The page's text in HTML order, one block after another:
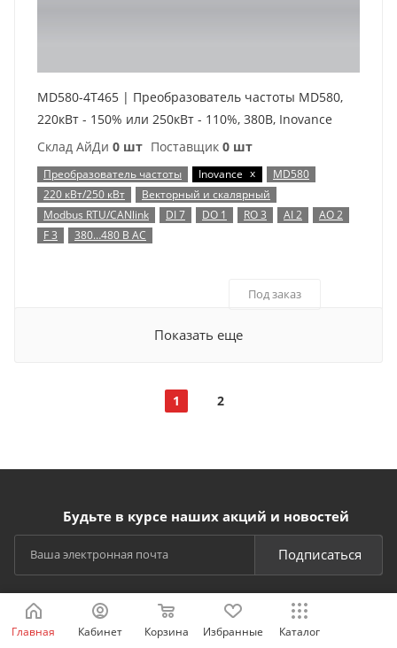
MD580-4T465 | Преобразователь частоты MD580,
220кВт - 150% или 250кВт - 110%, 380В, Inovance
Склад АйДи 0 шт Поставщик 0 шт
Преобразователь частоты Inovance x
MD580
220 кВт/250 кВт
Векторный и скалярный
Modbus RTU/CANlink
DI 7 DO 1 RO 3 AI 2
AO 2
F 3
380…480 В AC
Под заказ
Показать еще
1 2
Будьте в курсе наших акций и новостей
Подписаться
СПОСОБЫ ОПЛАТЫ
Главная Кабинет Корзина Избранные Каталог